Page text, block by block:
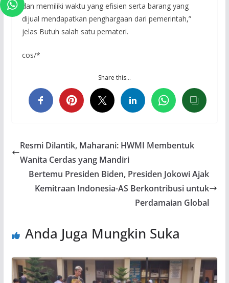
dan memiliki waktu yang efisien serta barang yang
dijual mendapatkan penghargaan dari pemerintah,”
jelas Butuh salah satu pemateri.
cos/*
Share this…
Resmi Dilantik, Maharani: HWMI Membentuk
Wanita Cerdas yang Mandiri
Bertemu Presiden Biden, Presiden Jokowi Ajak
Kemitraan Indonesia-AS Berkontribusi untuk
Perdamaian Global
Anda Juga Mungkin Suka